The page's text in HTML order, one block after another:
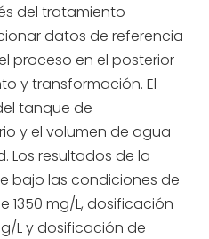
del tratamiento
datos de referencia
proceso en el posterior
y transformación. El
tanque de
y el volumen de agua
Los resultados de la
bajo las condiciones de
1350 mg/L, dosificación
L y dosificación de